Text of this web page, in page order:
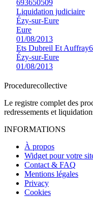
693650509
Liquidation judiciaire
Ézy-sur-Eure
Eure
01/08/2013
Ets Dubreil Et Auffray
Ézy-sur-Eure
01/08/2013
Procedurecollective
Le registre complet des
redressements et
INFORMATIONS
À propos
Widget pour votre
Contact & FAQ
Mentions légales
Privacy
Cookies